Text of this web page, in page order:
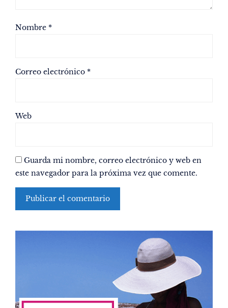
Nombre *
Correo electrónico *
Web
Guarda mi nombre, correo electrónico y web en
este navegador para la próxima vez que comente.